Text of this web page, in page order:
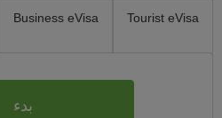
Tourist eVisa
Business eVisa
بدء